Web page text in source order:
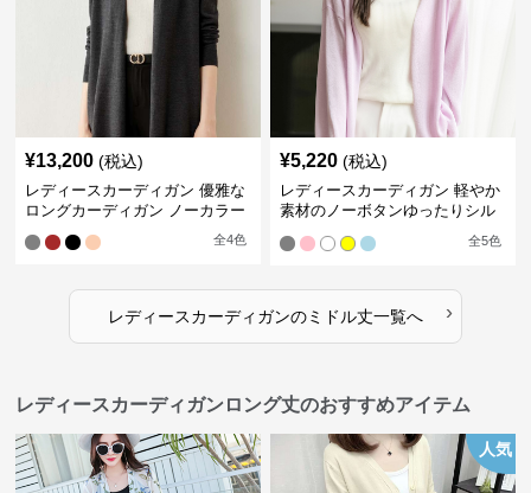
¥13,200 (税込)
レディースカーディガン 優雅な
ロングカーディガン ノーカラー
全4色
¥5,220 (税込)
レディースカーディガン 軽やか
素材のノーボタンゆったりシル
全5色
レディースカーディガンのミドル丈一覧へ ›
レディースカーディガンロング丈のおすすめアイテム
人気